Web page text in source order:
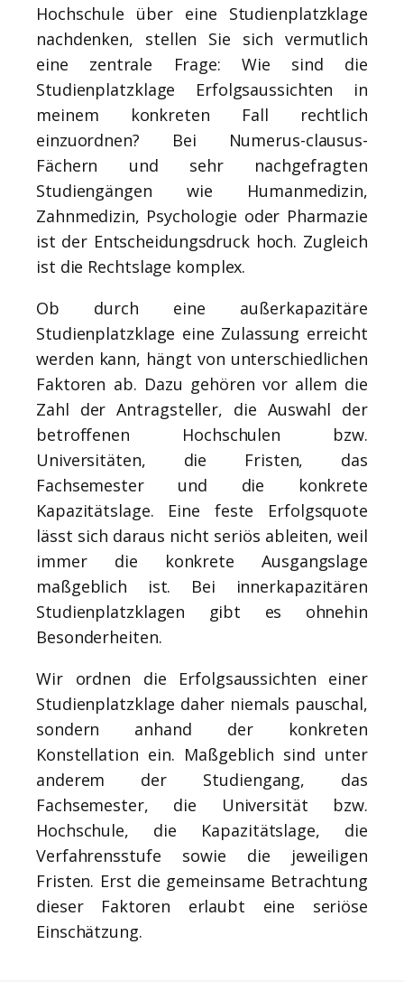
Hochschule über eine Studienplatzklage
nachdenken, stellen Sie sich vermutlich
eine zentrale Frage: Wie sind die
Studienplatzklage Erfolgsaussichten in
meinem konkreten Fall rechtlich
einzuordnen? Bei Numerus-clausus-
Fächern und sehr nachgefragten
Studiengängen wie Humanmedizin,
Zahnmedizin, Psychologie oder Pharmazie
ist der Entscheidungsdruck hoch. Zugleich
ist die Rechtslage komplex.
Ob durch eine außerkapazitäre
Studienplatzklage eine Zulassung erreicht
werden kann, hängt von unterschiedlichen
Faktoren ab. Dazu gehören vor allem die
Zahl der Antragsteller, die Auswahl der
betroffenen Hochschulen bzw.
Universitäten, die Fristen, das
Fachsemester und die konkrete
Kapazitätslage. Eine feste Erfolgsquote
lässt sich daraus nicht seriös ableiten, weil
immer die konkrete Ausgangslage
maßgeblich ist. Bei innerkapazitären
Studienplatzklagen gibt es ohnehin
Besonderheiten.
Wir ordnen die Erfolgsaussichten einer
Studienplatzklage daher niemals pauschal,
sondern anhand der konkreten
Konstellation ein. Maßgeblich sind unter
anderem der Studiengang, das
Fachsemester, die Universität bzw.
Hochschule, die Kapazitätslage, die
Verfahrensstufe sowie die jeweiligen
Fristen. Erst die gemeinsame Betrachtung
dieser Faktoren erlaubt eine seriöse
Einschätzung.